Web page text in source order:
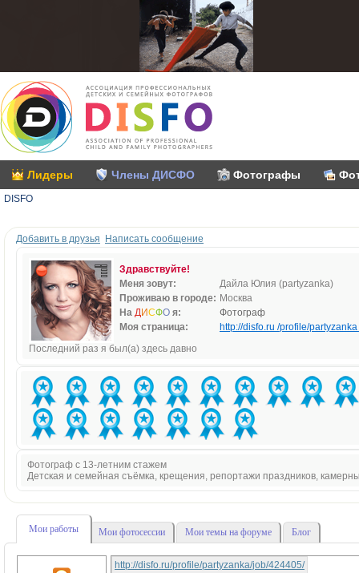
Лидеры Члены ДИСФО Фотографы
DISFO
Добавить в друзья Написать сообщение
Здравствуйте!
Меня зовут:
Дайла Юлия (partyzanka)
Проживаю в городе: Москва
На ДИСФО я:
Фотограф
Моя страница:
http://disfo.ru /profile/partyzanka
Последний раз я был(а) здесь давно
Фотограф с 13-летним стажем
Детская и семейная съёмка, крещения, репортажи праздников,
Мои работы Мои фотосессии Мои темы на форуме Блог
http://disfo.ru/profile/partyzanka/job/424405/